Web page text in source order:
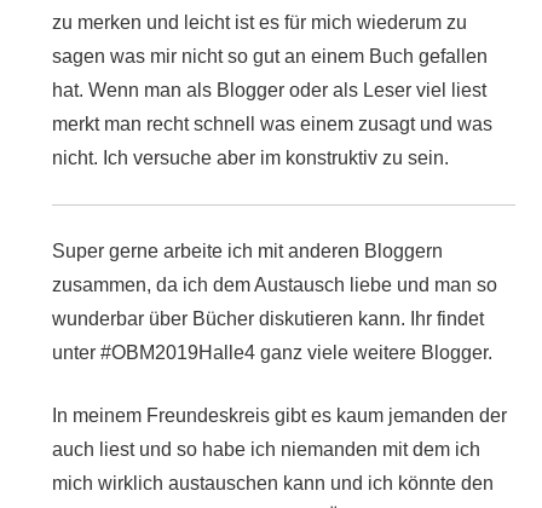
zu merken und leicht ist es für mich wiederum zu
sagen was mir nicht so gut an einem Buch gefallen
hat. Wenn man als Blogger oder als Leser viel liest
merkt man recht schnell was einem zusagt und was
nicht. Ich versuche aber im konstruktiv zu sein.
Super gerne arbeite ich mit anderen Bloggern
zusammen, da ich dem Austausch liebe und man so
wunderbar über Bücher diskutieren kann. Ihr findet
unter #OBM2019Halle4 ganz viele weitere Blogger.
In meinem Freundeskreis gibt es kaum jemanden der
auch liest und so habe ich niemanden mit dem ich
mich wirklich austauschen kann und ich könnte den